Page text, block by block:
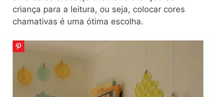
criança para a leitura, ou seja, colocar cores
chamativas é uma ótima escolha.